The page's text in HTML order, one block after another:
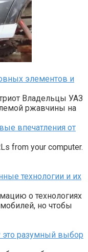
элементов и
Владельцы УАЗ
ржавчины на
впечатления от
from your computer.
технологии и их
о технологиях
но чтобы
разумный выбор